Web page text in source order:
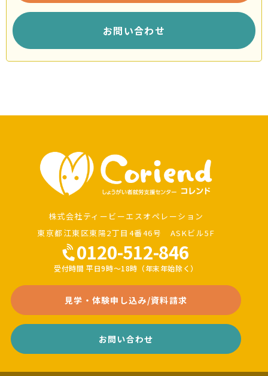
お問い合わせ
株式会社ティービーエスオペレーション
東京都江東区東陽2丁目4番46号 ASKビル5F
0120-512-846
受付時間 平日9時～18時（年末年始除く）
見学・体験申し込み/資料請求
お問い合わせ